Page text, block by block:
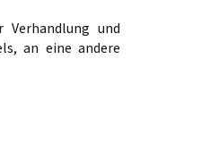
und
an eine andere